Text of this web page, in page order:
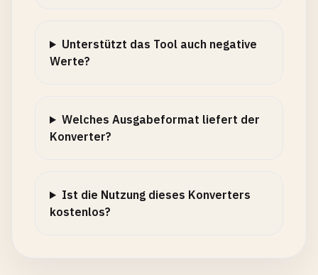
Unterstützt das Tool auch negative
Werte?
Welches Ausgabeformat liefert der
Konverter?
Ist die Nutzung dieses Konverters
kostenlos?